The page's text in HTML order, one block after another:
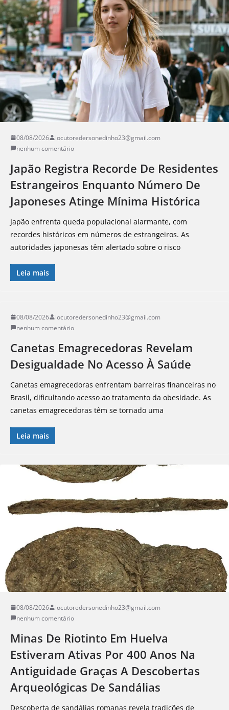
08/08/2026
locutoredersonedinho23@gmail.com
nenhum comentário
Japão Registra Recorde De Residentes
Estrangeiros Enquanto Número De
Japoneses Atinge Mínima Histórica
Japão enfrenta queda populacional alarmante, com
recordes históricos em números de estrangeiros. As
autoridades japonesas têm alertado sobre o risco
Leia mais
08/08/2026
locutoredersonedinho23@gmail.com
nenhum comentário
Canetas Emagrecedoras Revelam
Desigualdade No Acesso À Saúde
Canetas emagrecedoras enfrentam barreiras financeiras no
Brasil, dificultando acesso ao tratamento da obesidade. As
canetas emagrecedoras têm se tornado uma
Leia mais
08/08/2026
locutoredersonedinho23@gmail.com
nenhum comentário
Minas De Riotinto Em Huelva
Estiveram Ativas Por 400 Anos Na
Antiguidade Graças A Descobertas
Arqueológicas De Sandálias
Descoberta de sandálias romanas revela tradições de